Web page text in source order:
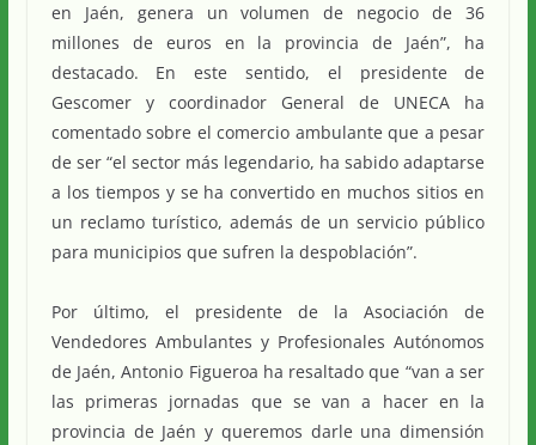
en Jaén, genera un volumen de negocio de 36
millones de euros en la provincia de Jaén”, ha
destacado. En este sentido, el presidente de
Gescomer y coordinador General de UNECA ha
comentado sobre el comercio ambulante que a pesar
de ser “el sector más legendario, ha sabido adaptarse
a los tiempos y se ha convertido en muchos sitios en
un reclamo turístico, además de un servicio público
para municipios que sufren la despoblación”.
Por último, el presidente de la Asociación de
Vendedores Ambulantes y Profesionales Autónomos
de Jaén, Antonio Figueroa ha resaltado que “van a ser
las primeras jornadas que se van a hacer en la
provincia de Jaén y queremos darle una dimensión